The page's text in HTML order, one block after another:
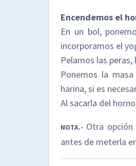
Encendemos el
En un bol,
incorporamos el
Pelamos las
Ponemos la
harina, si es
Al sacarla del
NOTA.- Otra
antes de meterla